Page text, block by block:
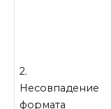
2.
Несовпадение
формата